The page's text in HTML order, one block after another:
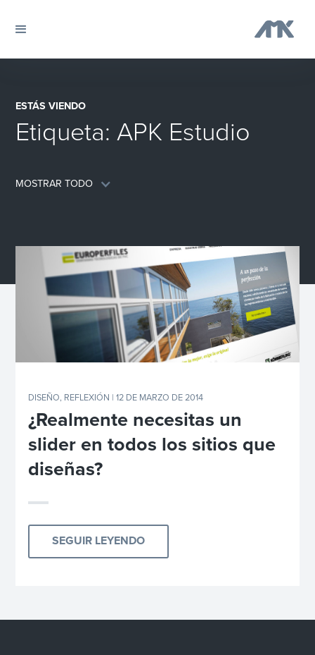
ESTÁS VIENDO
Etiqueta:APK Estudio
MOSTRAR TODO
DISEÑO, REFLEXIÓN | 12 DE MARZO DE 2014
¿Realmente necesitas un
slider en todos los sitios que
diseñas?
SEGUIR LEYENDO